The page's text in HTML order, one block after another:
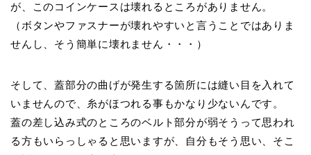
が、このコインケースは壊れるところがありません。
（ボタンやファスナーが壊れやすいと言うことではありま
せんし、そう簡単に壊れません・・・）
そして、蓋部分の曲げが発生する箇所には縫い目を入れて
いませんので、糸がほつれる事もかなり少ないんです。
蓋の差し込み式のところのベルト部分が弱そうって思われ
る方もいらっしゃると思いますが、自分もそう思い、そこ